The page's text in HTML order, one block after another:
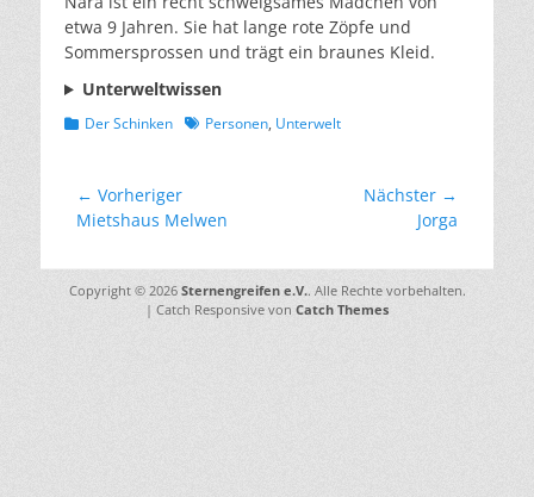
etwa 9 Jahren. Sie hat lange rote Zöpfe und
Sommersprossen und trägt ein braunes Kleid.
Unterweltwissen
Kategorien
Der Schinken Schlagworte
Personen, Unterwelt
Beitragsnavigation
← Vorheriger
Vorheriger
Mietshaus Melwen
Nächster →
Jorga
Copyright © 2026 Sternengreifen e.V.. Alle Rechte vorbehalten.
| Catch Responsive von Catch Themes